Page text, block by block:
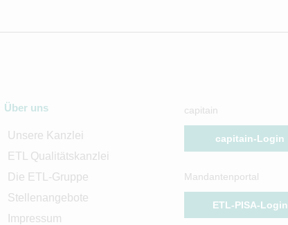
Über uns
Unsere Kanzlei
ETL Qualitätskanzlei
Die ETL-Gruppe
Stellenangebote
Impressum
capitain
capitain-Login
Mandantenportal
ETL-PISA-Login